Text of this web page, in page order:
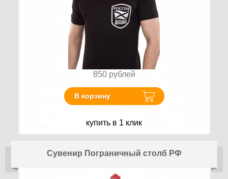
850 рублей
В корзину
купить в 1 клик
Сувенир Пограничный столб РФ